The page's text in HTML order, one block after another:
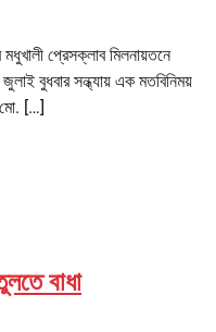
মধুখালী প্রেসক্লাব মিলনায়তনে
বুধবার সন্ধ্যায় এক মতবিনিময়
মো. […]
বাধা